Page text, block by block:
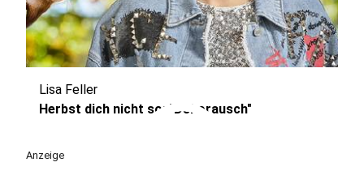
play_circle
Lisa Feller
Herbst dich nicht so: "Dekorausch"
Anzeige